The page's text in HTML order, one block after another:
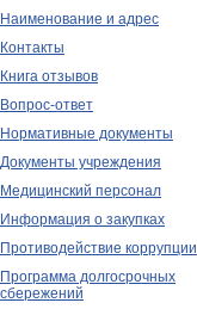
Наименование и адрес
Контакты
Книга отзывов
Вопрос-ответ
Нормативные документы
Документы учреждения
Медицинский персонал
Информация о закупках
Противодействие коррупции
Программа долгосрочных
сбережений